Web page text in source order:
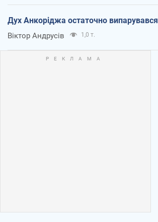
Дух Анкоріджа остаточно випарувався
Віктор Андрусів 1,0 т.